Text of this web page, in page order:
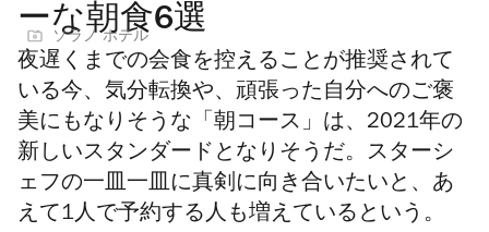
ーな朝食6選
ソラノ ホテル
夜遅くまでの会食を控えることが推奨されて
いる今、 気分転換や、頑張った自分へのご褒
美にもなりそうな 「朝コース」は、 2021年の
新しいスタンダードとなりそうだ。 スターシ
ェフの一皿一皿に真剣に向き合いたいと、あ
えて1人で予約する人も増えているという。